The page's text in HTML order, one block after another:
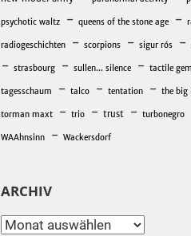
psychotic waltz - queens of the stone age -
radiogeschichten - scorpions - sigur rós -
- strasbourg - sullen... silence - tactile
tagesschaum - talco - tentation - the big
torman maxt - trio - trust - turbonegro
WAAhnsinn - Wackersdorf
ARCHIV
Archiv